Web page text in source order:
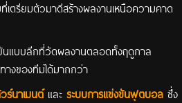
ตรียมตัวมาดีสร้างผลงานเหนือความคาด
ขันแบบลีกที่วัดผลงานตลอดทั้งฤดูกาล
งของทีมได้มากกว่า
นาเมนต์และ ระบบการแข่งขันฟุตบอล ซึ่ง